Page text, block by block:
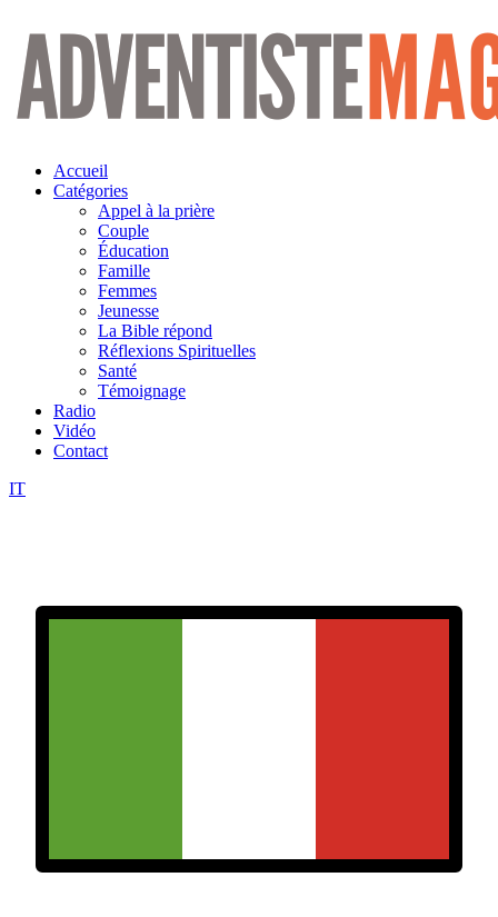
Aller
contenu
Accueil
Catégories
Appel à la prière
Couple
Éducation
Famille
Femmes
Jeunesse
La Bible répond
Réflexions Spirituelles
Santé
Témoignage
Radio
Vidéo
Contact
IT